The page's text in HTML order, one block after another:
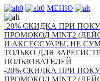
0 0 МЕНЮ
-20% СКИДКА ПРИ
ПРОМОКОД MINT2
И АКСЕССУАРЫ, НЕ
ТОЛЬКО ДЛЯ
ПОЛЬЗОВАТЕЛЕЙ
-20% СКИДКА ПРИ
ПРОМОКОД MINT2